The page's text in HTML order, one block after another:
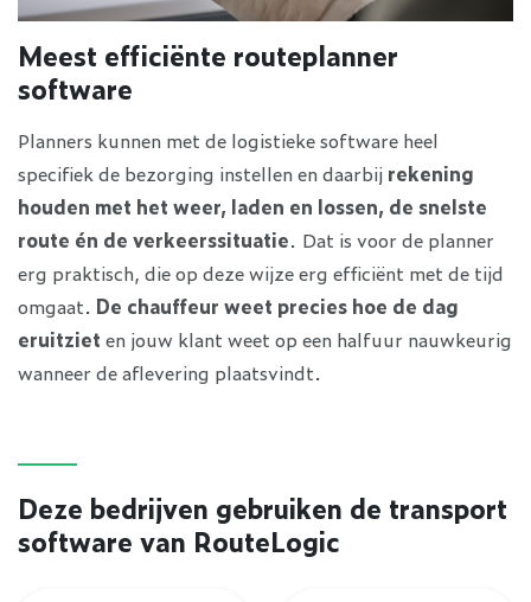
Meest efficiënte routeplanner
software
Planners kunnen met de logistieke software heel
specifiek de bezorging instellen en daarbij rekening
houden met het weer, laden en lossen, de snelste
route én de verkeerssituatie. Dat is voor de planner
erg praktisch, die op deze wijze erg efficiënt met de tijd
omgaat. De chauffeur weet precies hoe de dag
eruitziet en jouw klant weet op een halfuur nauwkeurig
wanneer de aflevering plaatsvindt.
Deze bedrijven gebruiken de transport
software van RouteLogic